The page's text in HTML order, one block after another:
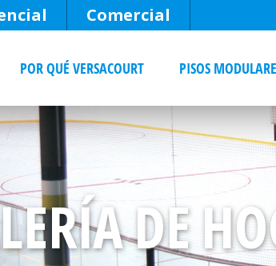
Comercial
POR QUÉ VERSACOURT PISOS
DE